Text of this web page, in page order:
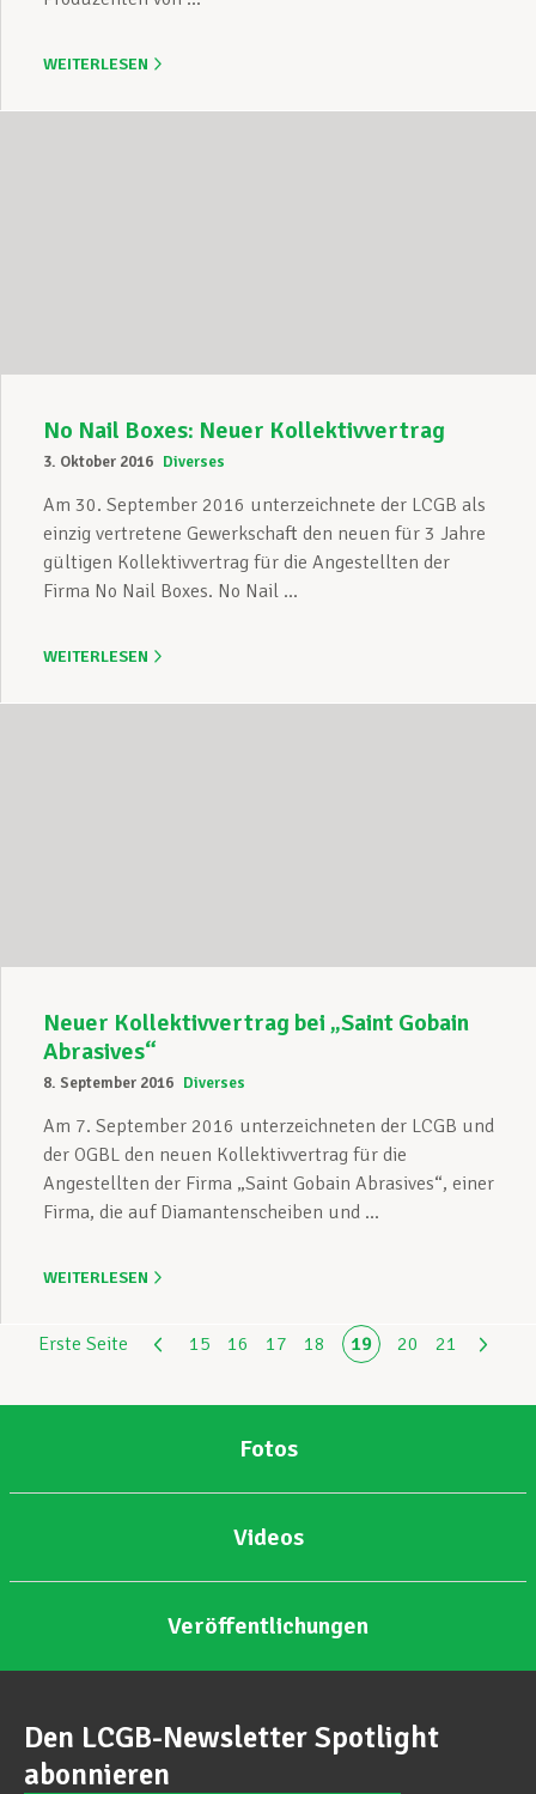
WEITERLESEN
No Nail Boxes: Neuer Kollektivvertrag
3. Oktober 2016 Diverses
Am 30. September 2016 unterzeichnete der LCGB als
einzig vertretene Gewerkschaft den neuen für 3 Jahre
gültigen Kollektivvertrag für die Angestellten der
Firma No Nail Boxes. No Nail ...
WEITERLESEN
Neuer Kollektivvertrag bei „Saint Gobain
Abrasives“
8. September 2016 Diverses
Am 7. September 2016 unterzeichneten der LCGB und
der OGBL den neuen Kollektivvertrag für die
Angestellten der Firma „Saint Gobain Abrasives“, einer
Firma, die auf Diamantenscheiben und ...
WEITERLESEN
Erste Seite 15 16 17 18 19 20 21
Fotos
Videos
Veröffentlichungen
Den LCGB-Newsletter Spotlight
abonnieren